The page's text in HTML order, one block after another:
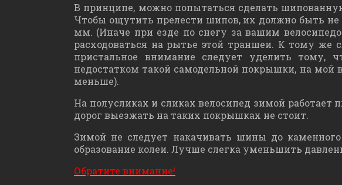
В принципе, можно попытаться сделать
Чтобы ощутить прелести шипов, их должно быть
мм. (Иначе при езде по снегу за вашим
расходоваться на рытье этой траншеи. К тому
пристальное внимание следует уделить тому,
недостатком такой самодельной покрышки, на мой
меньше).
На полусликах и сликах велосипед зимой
дорог выезжать на таких покрышках не стоит.
Зимой не следует накачивать шины до
образование колеи. Лучше слегка уменьшить
Обратите внимание!